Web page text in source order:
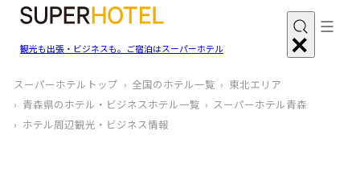
観光も出張・ビジネスも。ご宿泊はスーパーホテル
スーパーホテルトップ 全国のホテル一覧
東北エリア
青森県のホテル・ビジネスホテル一覧
スーパーホテル青森
ホテル周辺観光‧ビジネス情報